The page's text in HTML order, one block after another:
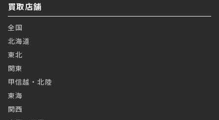
買取店舗
全国
北海道
東北
関東
甲信越・北陸
東海
関西